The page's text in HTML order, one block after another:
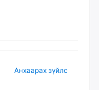
Анхаарах зүйлс